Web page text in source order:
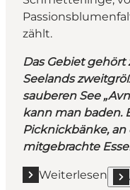
zählt.
Das Gebiet
Seelands
sauberen See
kann man baden.
Picknickbänke,
mitgebrachte
Weiterlesen
Mehr erfahren